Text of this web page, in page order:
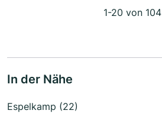
1-20 von 104
In der Nähe
Espelkamp (22)